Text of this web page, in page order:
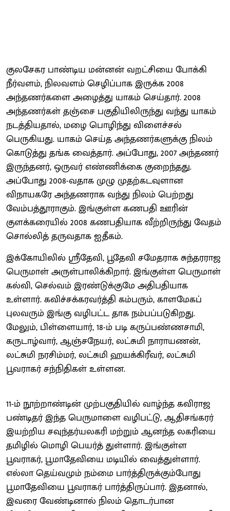
குலசேகர பாண்டிய மன்னன் வறட்சியை போக்கி
நீர்வளம், நிலவளம் செழிப்பாக இருக்க 2008
அந்தணர்களை அழைத்து யாகம் செய்தார். 2008
அந்தணர்கள் தஞ்சை பகுதியிலிருந்து வந்து யாகம்
நடத்தியதால், மழை பொழிந்து விளைச்சல்
பெருகியது. யாகம் செய்த அந்தணர்களுக்கு நிலம்
கொடுத்து தங்க வைத்தார். அப்போது, 2007 அந்தணர்
இருந்தனர், ஒருவர் எண்ணிக்கை குறைந்தது.
அப்போது 2008-வதாக முழு முதற்கடவுளான
விநாயகரே அந்தணராக வந்து நிலம் பெற்றது
வேம்பத்தூராகும். இங்குள்ள கணபதி ஊரின்
குளக்கரையில் 2008 கணபதியாக வீற்றிருந்து வேதம்
சொல்லித் தருவதாக ஐதீகம்.
இக்கோயிலில் ஸ்ரீதேவி, பூதேவி சமேதராக சுந்தரராஜ
பெருமாள் அருள்பாலிக்கிறார். இங்குள்ள பெருமாள்
கல்வி, செல்வம் இரண்டுக்குமே அதிபதியாக
உள்ளார். கவிச்சக்கரவர்த்தி கம்பரும், காளமேகப்
புலவரும் இங்கு வழிபட்ட தாக நம்பப்படுகிறது.
மேலும், பிள்ளையார், 18-ம் படி கருப்பண்ணசாமி,
கருடாழ்வார், ஆஞ்சநேயர், லட்சுமி நாராயணன்,
லட்சுமி நரசிம்மர், லட்சுமி ஹயக்கிரீவர், லட்சுமி
பூவராகர் சந்நிதிகள் உள்ளன.
11-ம் நூற்றாண்டின் முற்பகுதியில் வாழ்ந்த கவிராஜ
பண்டிதர் இந்த பெருமாளை வழிபட்டு, ஆதிசங்கரர்
இயற்றிய சவுந்தர்யலகரி மற்றும் ஆனந்த லகரியை
தமிழில் மொழி பெயர்த் துள்ளார். இங்குள்ள
பூவராகர், பூமாதேவியை மடியில் வைத்துள்ளார்.
எல்லா தெய்வமும் நம்மை பார்த்திருக்கும்போது
பூமாதேவியை பூவராகர் பார்த்திருப்பார். இதனால்,
இவரை வேண்டினால் நிலம் தொடர்பான